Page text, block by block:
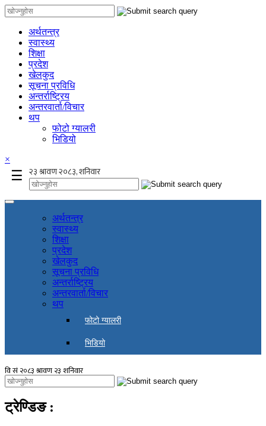
अर्थतन्त्र
स्वास्थ्य
शिक्षा
प्रदेश
खेलकुद
सूचना प्रविधि
अन्तर्राष्ट्रिय
अन्तरवार्ता/विचार
थप
फोटो ग्यालरी
भिडियो
×
☰
अर्थतन्त्र
स्वास्थ्य
शिक्षा
प्रदेश
खेलकुद
सूचना प्रविधि
अन्तर्राष्ट्रिय
अन्तरवार्ता/विचार
थप
फोटो ग्यालरी
भिडियो
ट्रेण्डिङ :